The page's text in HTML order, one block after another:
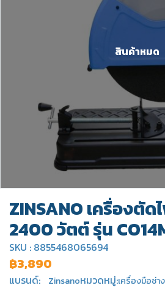
สินค้าหมด
ZINSANO เครื่องตัด
2400 วัตต์ รุ่น
SKU : 8855468065694
฿3,890
แบรนด์: Zinsanoหมวดหมู่:เครื่องมือช่าง